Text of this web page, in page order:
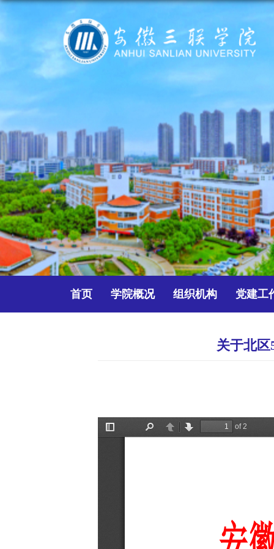
首页 学院概况 组织机构 党建工
关于北